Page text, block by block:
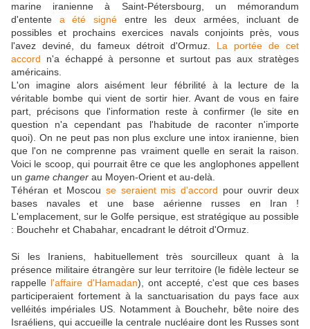
marine iranienne à Saint-Pétersbourg, un mémorandum
d'entente a été signé entre les deux armées, incluant de
possibles et prochains exercices navals conjoints près, vous
l'avez deviné, du fameux détroit d'Ormuz. La portée de cet
accord n'a échappé à personne et surtout pas aux stratèges
américains.
L'on imagine alors aisément leur fébrilité à la lecture de la
véritable bombe qui vient de sortir hier. Avant de vous en faire
part, précisons que l'information reste à confirmer (le site en
question n'a cependant pas l'habitude de raconter n'importe
quoi). On ne peut pas non plus exclure une intox iranienne, bien
que l'on ne comprenne pas vraiment quelle en serait la raison.
Voici le scoop, qui pourrait être ce que les anglophones appellent
un game changer au Moyen-Orient et au-delà.
Téhéran et Moscou se seraient mis d'accord pour ouvrir deux
bases navales et une base aérienne russes en Iran !
L'emplacement, sur le Golfe persique, est stratégique au possible
: Bouchehr et Chabahar, encadrant le détroit d'Ormuz.
Si les Iraniens, habituellement très sourcilleux quant à la
présence militaire étrangère sur leur territoire (le fidèle lecteur se
rappelle l'affaire d'Hamadan), ont accepté, c'est que ces bases
participeraient fortement à la sanctuarisation du pays face aux
velléités impériales US. Notamment à Bouchehr, bête noire des
Israéliens, qui accueille la centrale nucléaire dont les Russes sont